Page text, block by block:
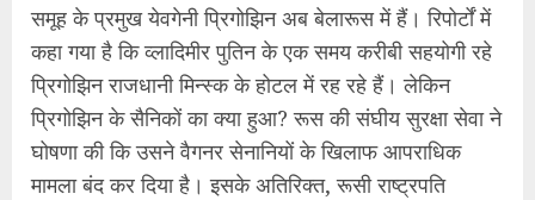
समूह के प्रमुख येवगेनी प्रिगोझिन अब बेलारूस में हैं। रिपोर्टों में
कहा गया है कि व्लादिमीर पुतिन के एक समय करीबी सहयोगी रहे
प्रिगोझिन राजधानी मिन्स्क के होटल में रह रहे हैं। लेकिन
प्रिगोझिन के सैनिकों का क्या हुआ? रूस की संघीय सुरक्षा सेवा ने
घोषणा की कि उसने वैगनर सेनानियों के खिलाफ आपराधिक
मामला बंद कर दिया है। इसके अतिरिक्त, रूसी राष्ट्रपति